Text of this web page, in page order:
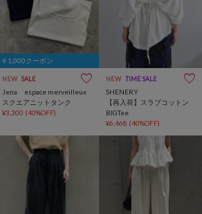
￥1,000クーポン
NEW SALE
Jena espace merveilleux
スクエアニットタンク
¥3,300 (40%OFF)
NEW TIME SALE
SHENERY
【再入荷】スラブコットン
BIGTee
¥6,468 (40%OFF)